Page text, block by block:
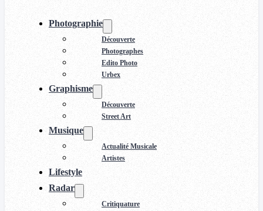
Photographie
Découverte
Photographes
Edito Photo
Urbex
Graphisme
Découverte
Street Art
Musique
Actualité Musicale
Artistes
Lifestyle
Radar
Critiquature